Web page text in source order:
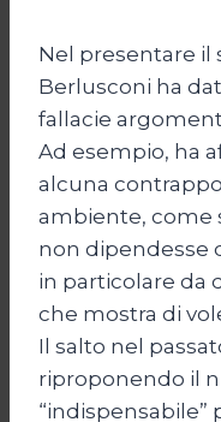
Nel presentare il
Berlusconi ha
fallacie
Ad esempio, ha
alcuna
ambiente, come
non dipendesse
in particolare da
che mostra di
Il salto nel
riproponendo il
“indispensabile”